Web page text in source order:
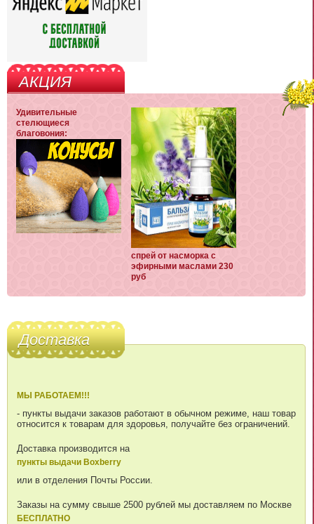
АКЦИЯ
Удивительные
стелющиеся
благовония:
спрей от насморка с
эфирными маслами 230
руб
Доставка
МЫ РАБОТАЕМ!!!
- пункты выдачи заказов работают в обычном режиме, наш товар
относится к товарам для здоровья, получайте без ограничений.
Доставка производится на
пункты выдачи Boxberry
или в отделения Почты России.
Заказы на сумму свыше 2500 рублей мы доставляем по Москве
БЕСПЛАТНО